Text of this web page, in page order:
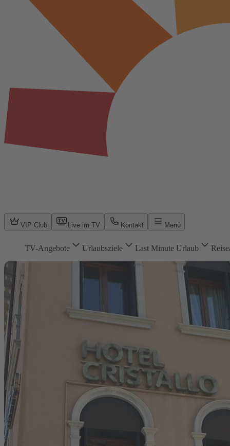
VIP Club Live im TV Kontakt Menü
TV-Angebote Urlaubsziele Last Minute Urlaub